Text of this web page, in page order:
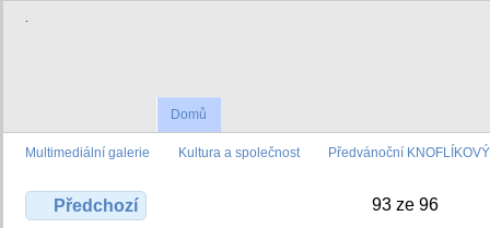
.
Domů
Multimediální galerie Kultura a společnost Předvánoční
Předchozí 93 ze 96